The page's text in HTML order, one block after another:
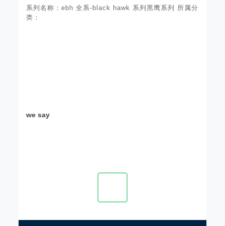
系列名称：ebh 全系-black hawk 系列黑鹰系列 所属分
类：
we say